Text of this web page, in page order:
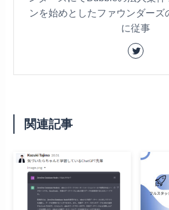
ンを始めとしたファウンダーズ
に従事
関連記事